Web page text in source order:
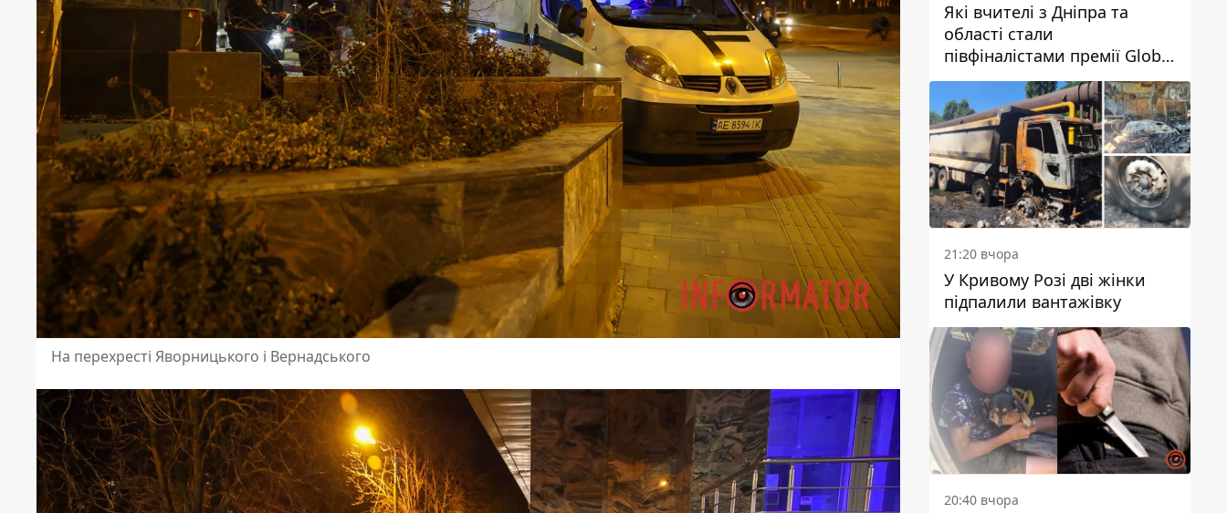
На перехресті Яворницького і Вернадського
Які вчителі з Дніпра та
області стали
півфіналістами премії Global
Teacher Prize Ukraine 2026
21:20 вчора
У Кривому Розі дві жінки
підпалили вантажівку
20:40 вчора